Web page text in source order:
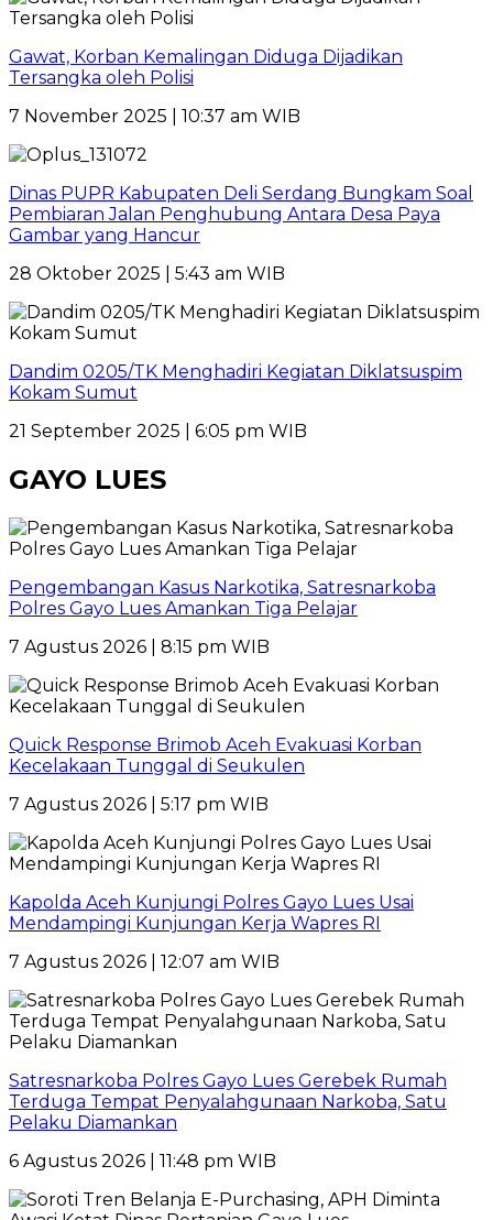
Gawat, Korban Kemalingan Diduga Dijadikan
Tersangka oleh Polisi
7 November 2025 | 10:37 am WIB
Dinas PUPR Kabupaten Deli Serdang Bungkam Soal
Pembiaran Jalan Penghubung Antara Desa Paya
Gambar yang Hancur
28 Oktober 2025 | 5:43 am WIB
Dandim 0205/TK Menghadiri Kegiatan Diklatsuspim
Kokam Sumut
21 September 2025 | 6:05 pm WIB
GAYO LUES
Pengembangan Kasus Narkotika, Satresnarkoba
Polres Gayo Lues Amankan Tiga Pelajar
7 Agustus 2026 | 8:15 pm WIB
Quick Response Brimob Aceh Evakuasi Korban
Kecelakaan Tunggal di Seukulen
7 Agustus 2026 | 5:17 pm WIB
Kapolda Aceh Kunjungi Polres Gayo Lues Usai
Mendampingi Kunjungan Kerja Wapres RI
7 Agustus 2026 | 12:07 am WIB
Satresnarkoba Polres Gayo Lues Gerebek Rumah
Terduga Tempat Penyalahgunaan Narkoba, Satu
Pelaku Diamankan
6 Agustus 2026 | 11:48 pm WIB